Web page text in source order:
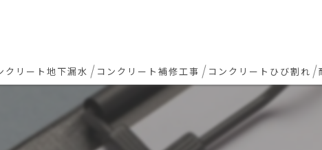
クリート地下漏水
地下・半地下駐車場 漏水
コンクリート補修工事
新築マンション下地補修
コンクリート欠損 色合わせ補修
コンクリートひび割れ